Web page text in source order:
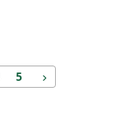
5 Weiter